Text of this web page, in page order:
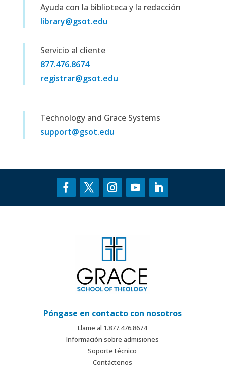
Ayuda con la biblioteca y la redacción
library@gsot.edu
Servicio al cliente
877.476.8674
registrar@gsot.edu
Technology and Grace Systems
support@gsot.edu
Póngase en contacto con nosotros
Llame al 1.877.476.8674
Información sobre admisiones
Soporte técnico
Contáctenos